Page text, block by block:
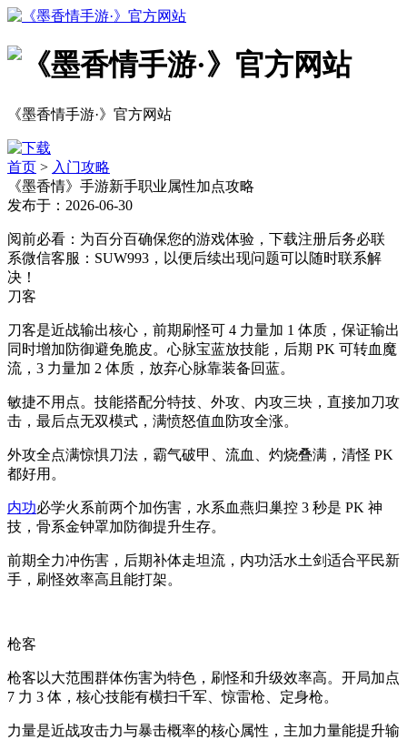
《墨香情手游·》官方网站
首页 > 入门攻略
《墨香情》手游新手职业属性加点攻略
发布于：2026-06-30
阅前必看：为百分百确保您的游戏体验，下载注册后务必联
系微信客服：SUW993，以便后续出现问题可以随时联系解
决！
刀客
刀客是近战输出核心，前期刷怪可 4 力量加 1 体质，保证输出
同时增加防御避免脆皮。心脉宝蓝放技能，后期 PK 可转血魔
流，3 力量加 2 体质，放弃心脉靠装备回蓝。
敏捷不用点。技能搭配分特技、外攻、内攻三块，直接加刀攻
击，最后点无双模式，满愤怒值血防攻全涨。
外攻全点满惊惧刀法，霸气破甲、流血、灼烧叠满，清怪 PK
都好用。
内功必学火系前两个加伤害，水系血燕归巢控 3 秒是 PK 神
技，骨系金钟罩加防御提升生存。
前期全力冲伤害，后期补体走坦流，内功活水土剑适合平民新
手，刷怪效率高且能打架。
枪客
枪客以大范围群体伤害为特色，刷怪和升级效率高。开局加点
7 力 3 体，核心技能有横扫千军、惊雷枪、定身枪。
力量是近战攻击力与暴击概率的核心属性，主加力量能提升输